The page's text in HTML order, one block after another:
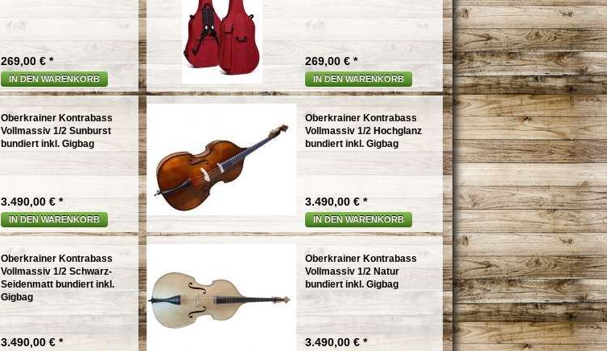
269,00 € *
IN DEN WARENKORB
269,00 € *
IN DEN WARENKORB
Oberkrainer Kontrabass
Vollmassiv 1/2 Sunburst
bundiert inkl. Gigbag
3.490,00 € *
IN DEN WARENKORB
Oberkrainer Kontrabass
Vollmassiv 1/2 Hochglanz
bundiert inkl. Gigbag
3.490,00 € *
IN DEN WARENKORB
Oberkrainer Kontrabass
Vollmassiv 1/2 Schwarz-
Seidenmatt bundiert inkl.
Gigbag
3.490,00 € *
Oberkrainer Kontrabass
Vollmassiv 1/2 Natur
bundiert inkl. Gigbag
3.490,00 € *